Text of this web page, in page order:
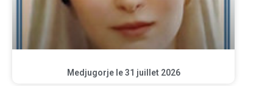
Medjugorje le 31 juillet 2026